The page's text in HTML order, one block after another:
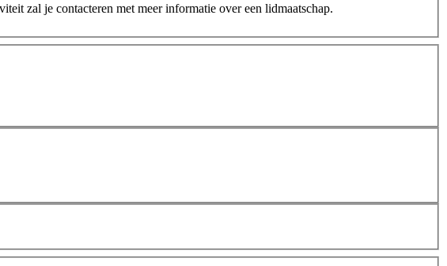
zal je contacteren met meer informatie over een lidmaatschap.